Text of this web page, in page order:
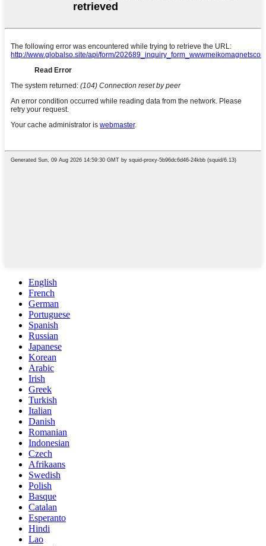
English
French
German
Portuguese
Spanish
Russian
Japanese
Korean
Arabic
Irish
Greek
Turkish
Italian
Danish
Romanian
Indonesian
Czech
Afrikaans
Swedish
Polish
Basque
Catalan
Esperanto
Hindi
Lao